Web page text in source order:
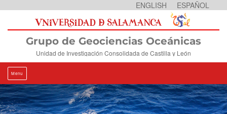
ESPAÑOL
ENGLISH
Grupo de Geociencias Oceánicas
Unidad de Investigación Consolidada de Castilla y León
Menu